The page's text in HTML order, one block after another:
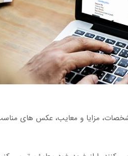
مزایا و معایب، عکس های